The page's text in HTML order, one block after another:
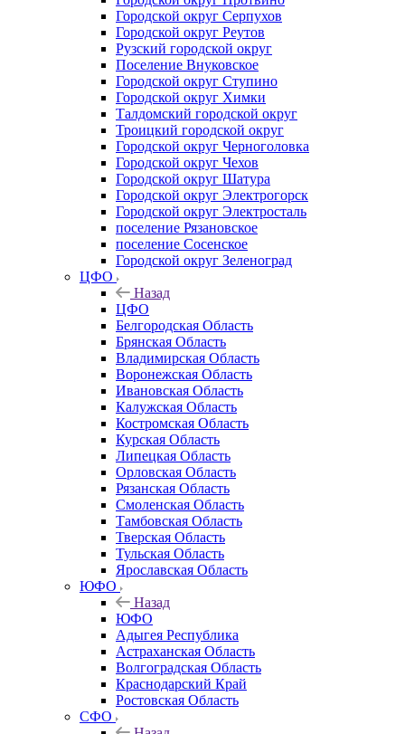
Городской округ Серпухов
Городской округ Реутов
Рузский городской округ
Поселение Внуковское
Городской округ Ступино
Городской округ Химки
Талдомский городской округ
Троицкий городской округ
Городской округ Черноголовка
Городской округ Чехов
Городской округ Шатура
Городской округ Электрогорск
Городской округ Электросталь
поселение Рязановское
поселение Сосенское
Городской округ Зеленоград
ЦФО
Назад
ЦФО
Белгородская Область
Брянская Область
Владимирская Область
Воронежская Область
Ивановская Область
Калужская Область
Костромская Область
Курская Область
Липецкая Область
Орловская Область
Рязанская Область
Смоленская Область
Тамбовская Область
Тверская Область
Тульская Область
Ярославская Область
ЮФО
Назад
ЮФО
Адыгея Республика
Астраханская Область
Волгоградская Область
Краснодарский Край
Ростовская Область
СФО